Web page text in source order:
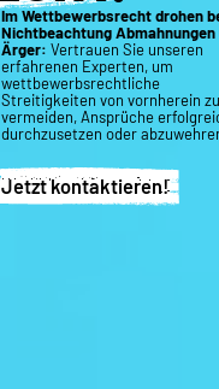
Im Wettbewerbsrecht drohen
Nichtbeachtung Abmahnungen
Ärger: Vertrauen Sie unseren
erfahrenen Experten, um
wettbewerbsrechtliche
Streitigkeiten von vornherein zu
vermeiden, Ansprüche
durchzusetzen oder
Jetzt kontaktieren!